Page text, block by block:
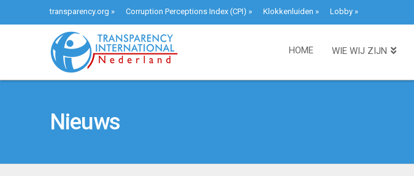
transparency.org » Corruption Perceptions Index (CPI) » Klokkenluiden » Lobby»
HOME WIE WIJ ZIJN
Nieuws